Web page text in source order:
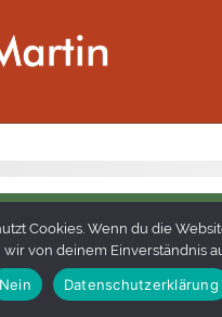
Cookies. Wenn du die
wir von deinem Einverständnis
Nein Datenschutzerklärung